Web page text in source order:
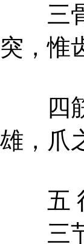
三骨
突，惟
四筋
雄，爪
五
三节